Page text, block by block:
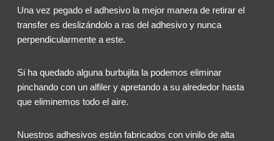
Una vez pegado el adhesivo la mejor manera de retirar el
transfer es deslizándolo a ras del adhesivo y nunca
perpendicularmente a este.
Si ha quedado alguna burbujita la podemos eliminar
pinchando con un alfiler y apretando a su alrededor hasta
que eliminemos todo el aire.
Nuestros adhesivos están fabricados con vinilo de alta